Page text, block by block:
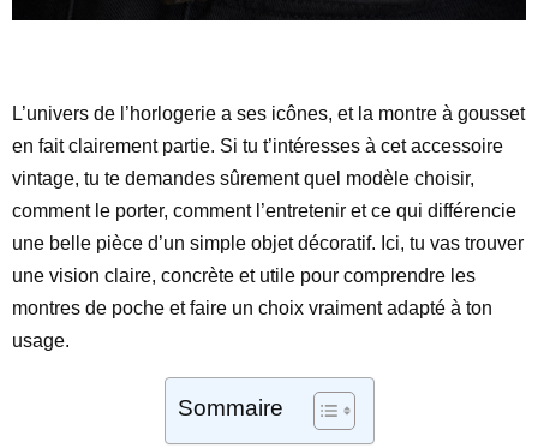
L’univers de l’horlogerie a ses icônes, et la montre à gousset
en fait clairement partie. Si tu t’intéresses à cet accessoire
vintage, tu te demandes sûrement quel modèle choisir,
comment le porter, comment l’entretenir et ce qui différencie
une belle pièce d’un simple objet décoratif. Ici, tu vas trouver
une vision claire, concrète et utile pour comprendre les
montres de poche et faire un choix vraiment adapté à ton
usage.
Sommaire